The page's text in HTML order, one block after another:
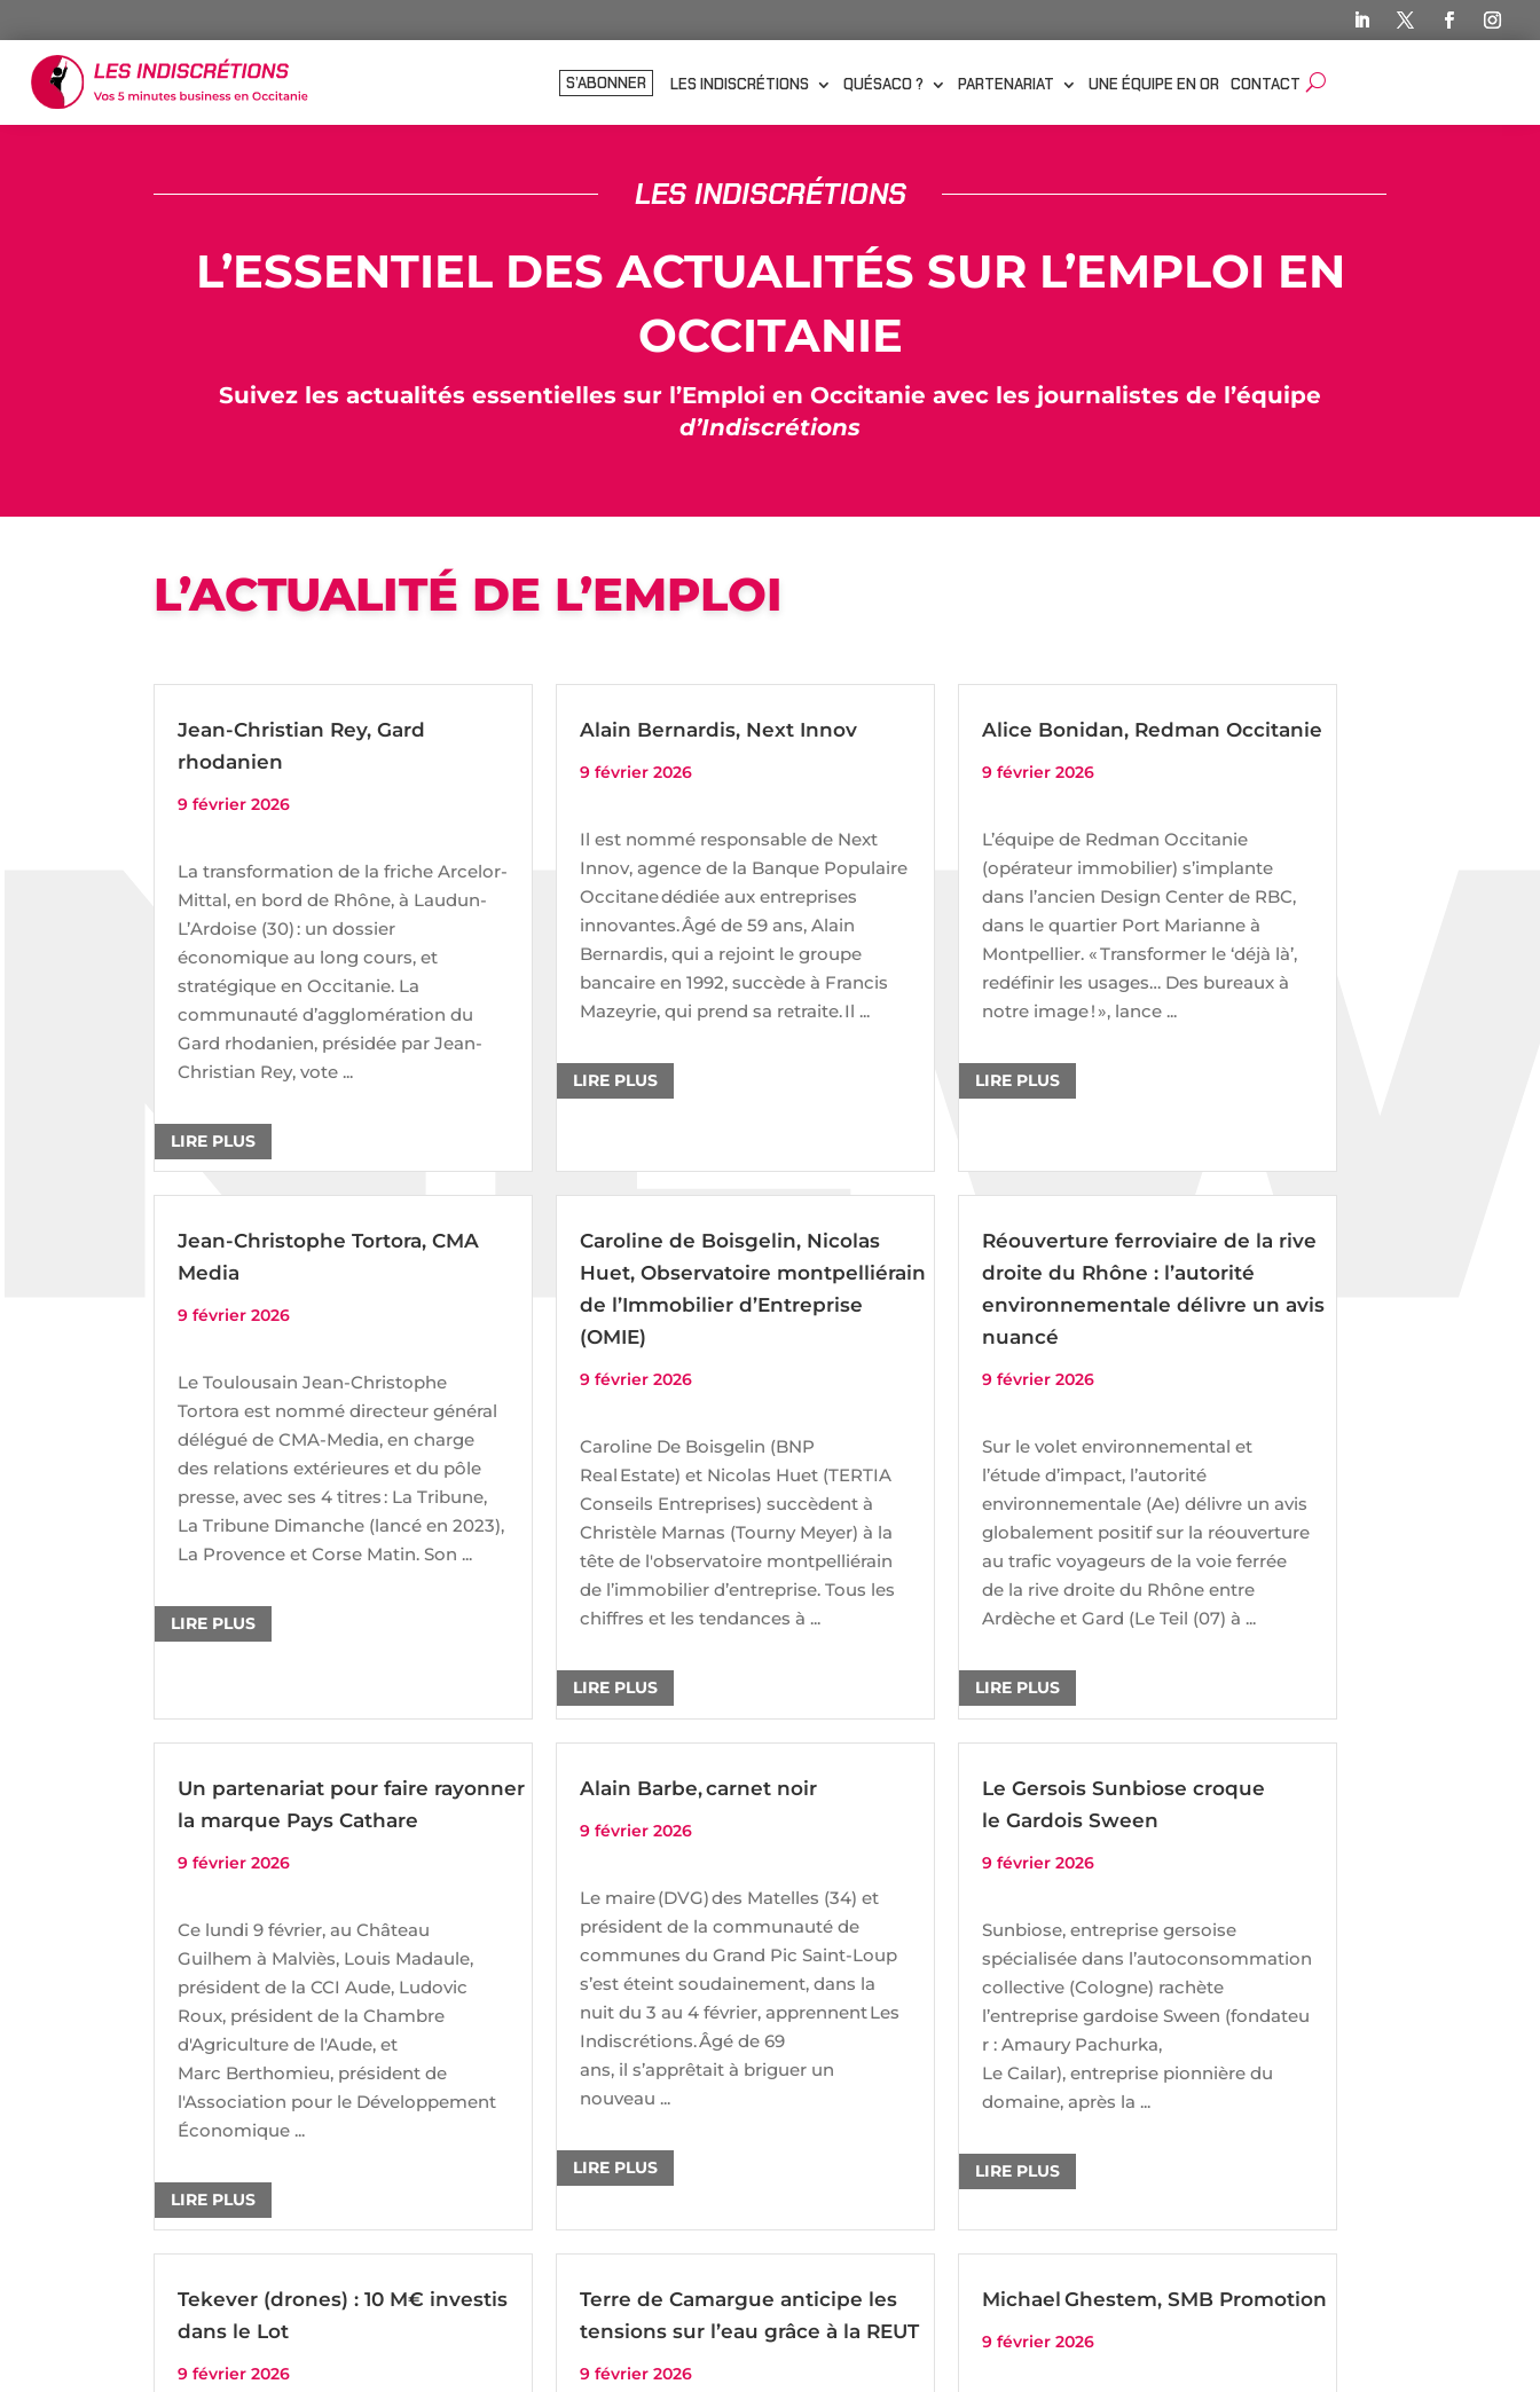
S’ABONNER LES INDISCRÉTIONS QUÉSACO ? PARTENARIAT UNE ÉQUIPE EN OR CONTACT
LES INDISCRÉTIONS
L’ESSENTIEL DES ACTUALITÉS SUR L’EMPLOI EN
OCCITANIE
Suivez les actualités essentielles sur l’Emploi en Occitanie avec les journalistes de l’équipe
d’Indiscrétions
L’ACTUALITÉ DE L’EMPLOI
Jean-Christian Rey, Gard
rhodanien
9 février 2026
La transformation de la friche Arcelor-
Mittal, en bord de Rhône, à Laudun-
L’Ardoise (30) : un dossier
économique au long cours, et
stratégique en Occitanie. La
communauté d’agglomération du
Gard rhodanien, présidée par Jean-
Christian Rey, vote ...
LIRE PLUS
Alain Bernardis, Next Innov
9 février 2026
Il est nommé responsable de Next
Innov, agence de la Banque Populaire
Occitane dédiée aux entreprises
innovantes. Âgé de 59 ans, Alain
Bernardis, qui a rejoint le groupe
bancaire en 1992, succède à Francis
Mazeyrie, qui prend sa retraite. Il ...
LIRE PLUS
Alice Bonidan, Redman Occitanie
9 février 2026
L’équipe de Redman Occitanie
(opérateur immobilier) s’implante
dans l’ancien Design Center de RBC,
dans le quartier Port Marianne à
Montpellier. « Transformer le ‘déjà là’,
redéfinir les usages… Des bureaux à
notre image ! », lance ...
LIRE PLUS
Jean-Christophe Tortora, CMA
Media
9 février 2026
Le Toulousain Jean-Christophe
Tortora est nommé directeur général
délégué de CMA-Media, en charge
des relations extérieures et du pôle
presse, avec ses 4 titres : La Tribune,
La Tribune Dimanche (lancé en 2023),
La Provence et Corse Matin. Son ...
LIRE PLUS
Caroline de Boisgelin, Nicolas
Huet, Observatoire montpelliérain
de l’Immobilier d’Entreprise
(OMIE)
9 février 2026
Caroline De Boisgelin (BNP
Real Estate) et Nicolas Huet (TERTIA
Conseils Entreprises) succèdent à
Christèle Marnas (Tourny Meyer) à la
tête de l'observatoire montpelliérain
de l’immobilier d’entreprise. Tous les
chiffres et les tendances à ...
LIRE PLUS
Réouverture ferroviaire de la rive
droite du Rhône : l’autorité
environnementale délivre un avis
nuancé
9 février 2026
Sur le volet environnemental et
l’étude d’impact, l’autorité
environnementale (Ae) délivre un avis
globalement positif sur la réouverture
au trafic voyageurs de la voie ferrée
de la rive droite du Rhône entre
Ardèche et Gard (Le Teil (07) à ...
LIRE PLUS
Un partenariat pour faire rayonner
la marque Pays Cathare
9 février 2026
Ce lundi 9 février, au Château
Guilhem à Malviès, Louis Madaule,
président de la CCI Aude, Ludovic
Roux, président de la Chambre
d'Agriculture de l'Aude, et
Marc Berthomieu, président de
l'Association pour le Développement
Économique ...
LIRE PLUS
Alain Barbe, carnet noir
9 février 2026
Le maire (DVG) des Matelles (34) et
président de la communauté de
communes du Grand Pic Saint-Loup
s’est éteint soudainement, dans la
nuit du 3 au 4 février, apprennent Les
Indiscrétions. Âgé de 69
ans, il s’apprêtait à briguer un
nouveau ...
LIRE PLUS
Le Gersois Sunbiose croque
le Gardois Sween
9 février 2026
Sunbiose, entreprise gersoise
spécialisée dans l’autoconsommation
collective (Cologne) rachète
l’entreprise gardoise Sween (fondateu
r : Amaury Pachurka,
Le Cailar), entreprise pionnière du
domaine, après la ...
LIRE PLUS
Tekever (drones) : 10 M€ investis
dans le Lot
9 février 2026
Terre de Camargue anticipe les
tensions sur l’eau grâce à la REUT
9 février 2026
Michael Ghestem, SMB Promotion
9 février 2026